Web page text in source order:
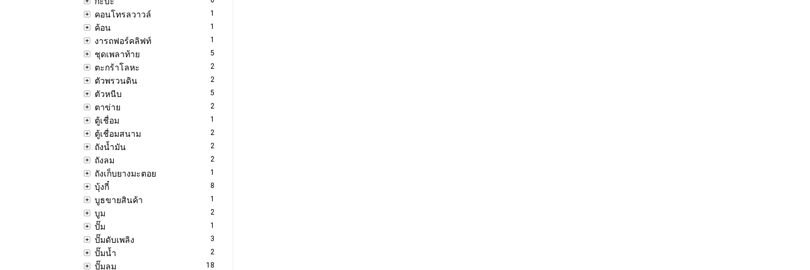
คอนโทรลวาวล์ 1
ค้อน 1
งารถฟอร์คลิฟท์ 1
ชุดเพลาท้าย 5
ตะกร้าโลหะ 2
ตัวพรวนดิน 2
ตัวหนีบ 5
ตาข่าย 2
ตู้เชื่อม 1
ตู้เชื่อมสนาม 2
ถังน้ำมัน 2
ถังลม 2
ถังเก็บยางมะตอย 1
บุ้งกี๋ 8
บูธขายสินค้า 1
บูม 2
ปั๊ม 1
ปั๊มดับเพลิง 3
ปั๊มน้ำ 2
ปั๊มลม 18